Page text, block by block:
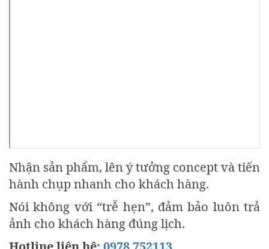
Nhận sản phẩm, lên ý tưởng concept và tiến
hành chụp nhanh cho khách hàng.
Nói không với “trễ hẹn”, đảm bảo luôn trả
ảnh cho khách hàng đúng lịch.